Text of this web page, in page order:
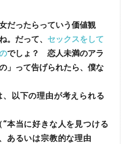
だったらっていう価値観
。だって、 セックスをして
でしょ？ 恋人未満のアラ
」って告げられたら、僕な
以下の理由が考えられる
“本当に好きな人を見つける
あるいは宗教的な理由